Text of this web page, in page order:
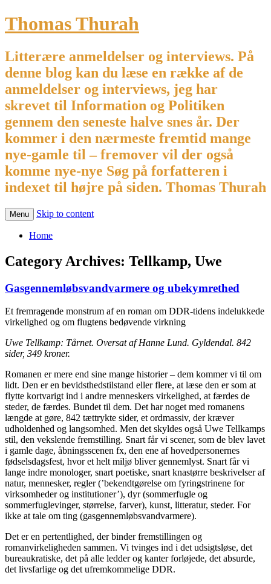
Thomas Thurah
Litterære anmeldelser og interviews. På
denne blog kan du læse en række af de
anmeldelser og interviews, jeg har
skrevet til Information og Politiken
gennem den seneste halve snes år. Der
kommer i den nærmeste fremtid mange
nye-gamle til – fremover vil der også
komme nye-nye Søg på forfatteren i
indexet til højre på siden. Thomas Thurah
Menu Skip to content
Home
Category Archives: Tellkamp, Uwe
Gasgennemløbsvandvarmere og ubekymrethed
Et fremragende monstrum af en roman om DDR-tidens indelukkede
virkelighed og om flugtens bedøvende virkning
Uwe Tellkamp: Tårnet. Oversat af Hanne Lund. Gyldendal. 842
sider, 349 kroner.
Romanen er mere end sine mange historier – dem kommer vi til om
lidt. Den er en bevidsthedstilstand eller flere, at læse den er som at
flytte kortvarigt ind i andre menneskers virkelighed, at færdes de
steder, de færdes. Bundet til dem. Det har noget med romanens
længde at gøre, 842 tættrykte sider, et ordmassiv, der kræver
udholdenhed og langsomhed. Men det skyldes også Uwe Tellkamps
stil, den vekslende fremstilling. Snart får vi scener, som de blev lavet
i gamle dage, åbningsscenen fx, den ene af hovedpersonernes
fødselsdagsfest, hvor et helt miljø bliver gennemlyst. Snart får vi
lange indre monologer, snart poetiske, snart knastørre beskrivelser af
natur, mennesker, regler (’bekendtgørelse om fyringstrinene for
virksomheder og institutioner’), dyr (sommerfugle og
sommerfuglevinger, størrelse, farver), kunst, litteratur, steder. For
ikke at tale om ting (gasgennemløbsvandvarmere).
Det er en pertentlighed, der binder fremstillingen og
romanvirkeligheden sammen. Vi tvinges ind i det udsigtsløse, det
bureaukratiske, det på alle ledder og kanter forløjede, det absurde,
det livsfarlige og det ufremkommelige DDR.